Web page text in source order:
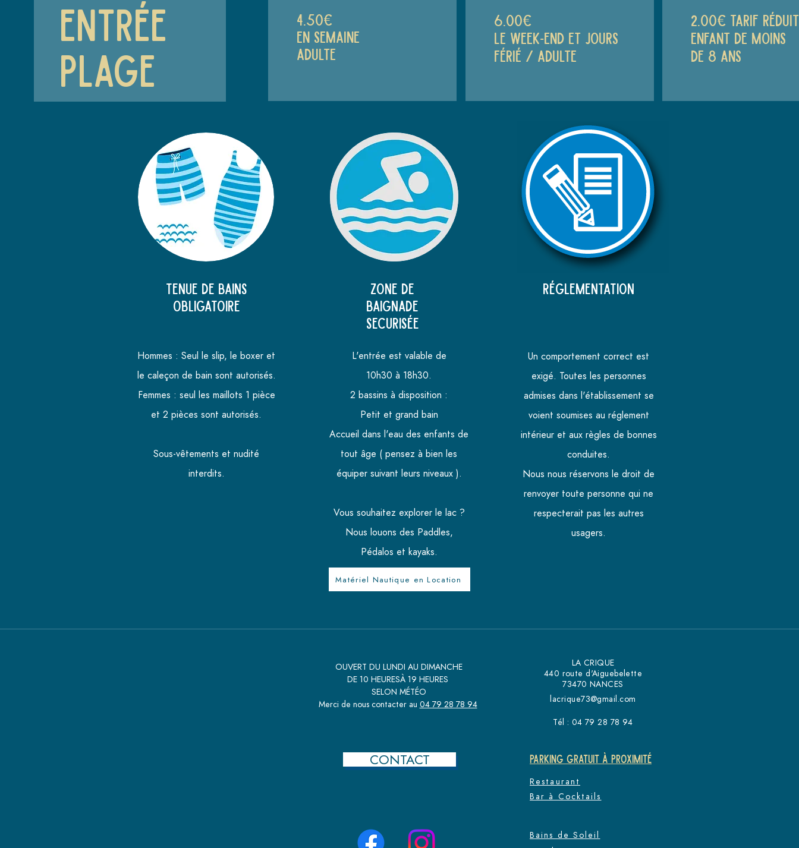
entrée
plage
4.50€
en semaine
adulte
6.00€
le week-end et jours
férié / adulte
2.00€ tarif réduit
enfant de moins
de 8 ans
Tenue de bains
obligatoire
Hommes : Seul le slip, le boxer et
le caleçon de bain sont autorisés.
Femmes : seul les maillots 1 pièce
et 2 pièces sont autorisés.
Sous-vêtements et nudité
interdits.
Zone de
baignade
securisée
L'entrée est valable de
10h30 à 18h30.
2 bassins à disposition :
Petit et grand bain
Accueil dans l'eau des enfants de
tout âge ( pensez à bien les
équiper suivant leurs niveaux ).
Vous souhaitez explorer le lac ?
Nous louons des Paddles,
Pédalos et kayaks.
Matériel Nautique en Location
réglementation
Un comportement correct est
exigé. Toutes les personnes
admises dans l'établissement se
voient soumises au réglement
intérieur et aux règles de bonnes
conduites.
Nous nous réservons le droit de
renvoyer toute personne qui ne
respecterait pas les autres
usagers.
OUVERT DU LUNDI AU DIMANCHE
DE 10 HEURESÀ 19 HEURES
SELON MÉTÉO
Merci de nous contacter au 04 79 28 78 94
CONTACT
LA CRIQUE
440 route d'Aiguebelette
73470 NANCES
lacrique73@gmail.com
Tél : 04 79 28 78 94
PARKING GRATUIT À PROXIMITÉ
Restaurant
Bar à Cocktails
Bains de Soleil